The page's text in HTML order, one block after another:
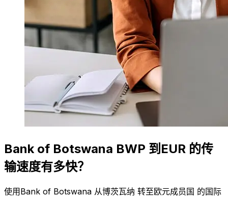
Bank of Botswana BWP 到EUR 的传
输速度有多快？
使用Bank of Botswana 从博茨瓦纳 转至欧元成员国 的国际